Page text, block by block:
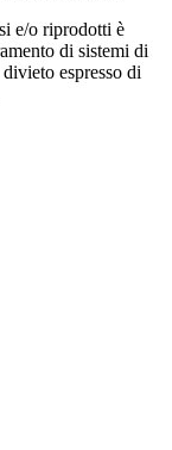
e/o riprodotti è
di sistemi di
espresso di